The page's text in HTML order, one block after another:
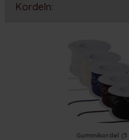
Kordeln:
Gummikordel (3